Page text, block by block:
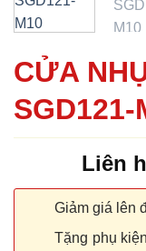
CỬA
SGD121-
Liên
Giảm giá lên
Tặng phụ